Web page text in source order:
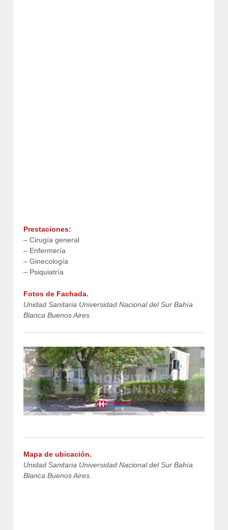
Prestaciones:
– Cirugía general
– Enfermería
– Ginecología
– Psiquiatría
Fotos de Fachada.
Unidad Sanitaria Universidad Nacional del Sur Bahía
Blanca Buenos Aires.
Mapa de ubicación.
Unidad Sanitaria Universidad Nacional del Sur Bahía
Blanca Buenos Aires.